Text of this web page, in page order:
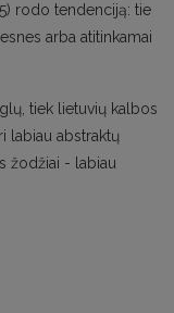
rodo tendenciją: tie
arba atitinkamai
tiek lietuvių kalbos
labiau abstraktų
žodžiai - labiau